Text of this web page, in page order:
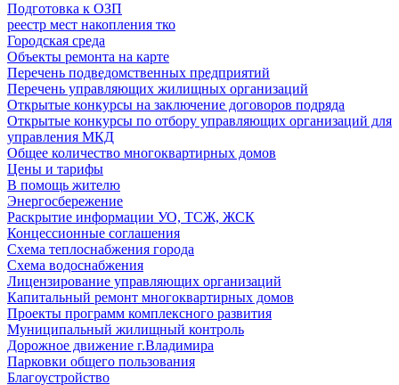
Подготовка к ОЗП
реестр мест накопления тко
Городская среда
Объекты ремонта на карте
Перечень подведомственных предприятий
Перечень управляющих жилищных организаций
Открытые конкурсы на заключение договоров подряда
Открытые конкурсы по отбору управляющих организаций для
управления МКД
Общее количество многоквартирных домов
Цены и тарифы
В помощь жителю
Энергосбережение
Раскрытие информации УО, ТСЖ, ЖСК
Концессионные соглашения
Схема теплоснабжения города
Схема водоснабжения
Лицензирование управляющих организаций
Капитальный ремонт многоквартирных домов
Проекты программ комплексного развития
Муниципальный жилищный контроль
Дорожное движение г.Владимира
Парковки общего пользования
Благоустройство